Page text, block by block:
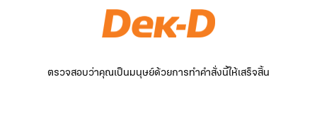
ตรวจสอบว่าคุณเป็นมนุษย์ด้วยการทำคำสั่งนี้ให้เสร็จสิ้น